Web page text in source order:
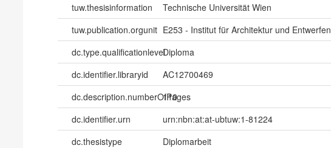
tuw.thesisinformation
Technische Universität Wien
tuw.publication.orgunit E253 - Institut für Architektur und Entwerfen
dc.type.qualificationlevelDiploma
dc.identifier.libraryid
AC12700469
dc.description.numberOfPages
110
dc.identifier.urn
urn:nbn:at:at-ubtuw:1-81224
dc.thesistype
Diplomarbeit